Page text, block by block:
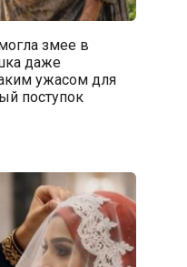
змее в
даже
ужасом для
поступок